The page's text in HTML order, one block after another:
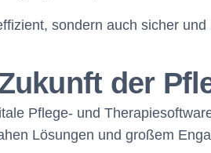
sondern auch sicher
der
Pflege- und
Lösungen und großem